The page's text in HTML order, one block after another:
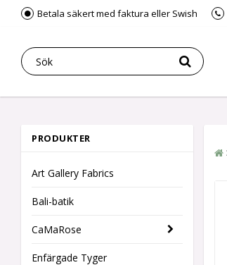
Betala säkert med faktura eller Swish
PRODUKTER
Art Gallery Fabrics
Bali-batik
CaMaRose
Enfärgade Tyger